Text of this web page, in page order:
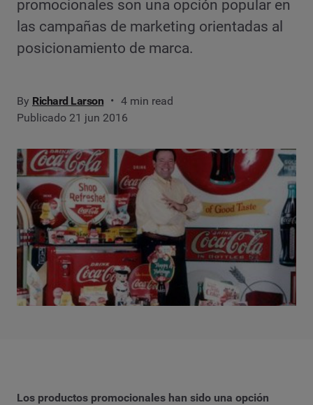
promocionales son una opción popular en
las campañas de marketing orientadas al
posicionamiento de marca.
By Richard Larson
4 min read
Publicado 21 jun 2016
Los productos promocionales han sido una opción